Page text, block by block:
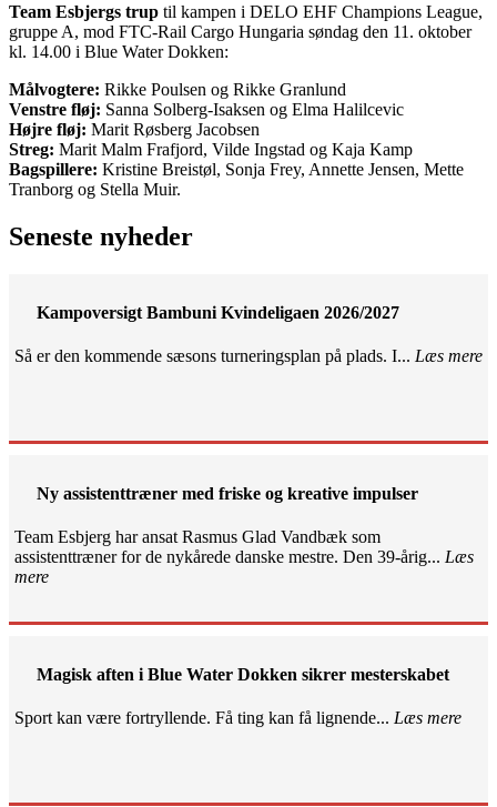
Team Esbjergs trup til kampen i DELO EHF Champions League,
gruppe A, mod FTC-Rail Cargo Hungaria søndag den 11. oktober
kl. 14.00 i Blue Water Dokken:
Målvogtere: Rikke Poulsen og Rikke Granlund
Venstre fløj: Sanna Solberg-Isaksen og Elma Halilcevic
Højre fløj: Marit Røsberg Jacobsen
Streg: Marit Malm Frafjord, Vilde Ingstad og Kaja Kamp
Bagspillere: Kristine Breistøl, Sonja Frey, Annette Jensen, Mette
Tranborg og Stella Muir.
Seneste nyheder
Kampoversigt Bambuni Kvindeligaen 2026/2027
Så er den kommende sæsons turneringsplan på plads. I... Læs mere
Ny assistenttræner med friske og kreative impulser
Team Esbjerg har ansat Rasmus Glad Vandbæk som
assistenttræner for de nykårede danske mestre. Den 39-årig... Læs
mere
Magisk aften i Blue Water Dokken sikrer mesterskabet
Sport kan være fortryllende. Få ting kan få lignende... Læs mere